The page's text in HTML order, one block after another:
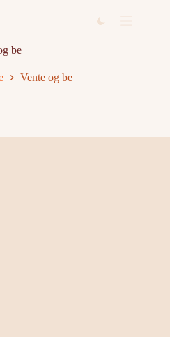
be
Vente og be